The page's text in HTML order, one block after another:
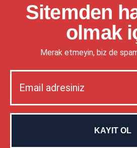
Sitemden
olmak
Merak etmeyin, biz de